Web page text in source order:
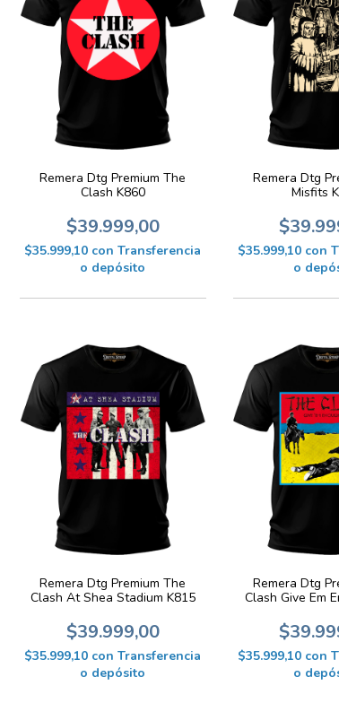
Remera Dtg Premium The
Clash K860
$39.999,00
$35.999,10 con Transferencia
o depósito
Remera Dtg
Misfits
$35.999,10 con
o
Remera Dtg Premium The
Clash At Shea Stadium K815
$39.999,00
$35.999,10 con Transferencia
o depósito
Remera Dtg
Clash Give Em
$35.999,10 con
o